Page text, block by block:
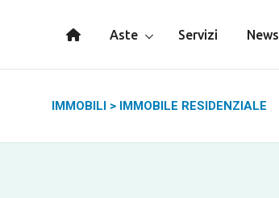
Aste Servizi News
IMMOBILI > IMMOBILE RESIDENZIALE